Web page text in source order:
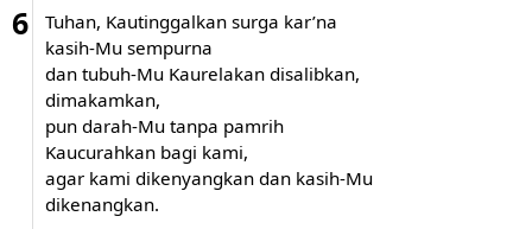
6
Tuhan, Kautinggalkan surga kar’na
kasih-Mu sempurna
dan tubuh-Mu Kaurelakan disalibkan,
dimakamkan,
pun darah-Mu tanpa pamrih
Kaucurahkan bagi kami,
agar kami dikenyangkan dan kasih-Mu
dikenangkan.